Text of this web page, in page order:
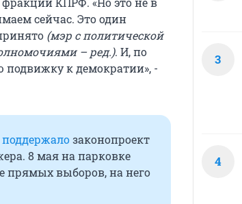
сейчас. Это один
(мэр с политической
– ред.). И, по
подвижку к демократии», -
поддержалозаконопроект
8 мая на парковке
прямых выборов, на него
3
4